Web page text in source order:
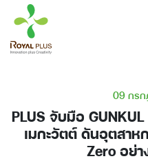
09 กรก
PLUS จับมือ
เมกะวัตต์ ดันอุตสาห
Zero อย่า